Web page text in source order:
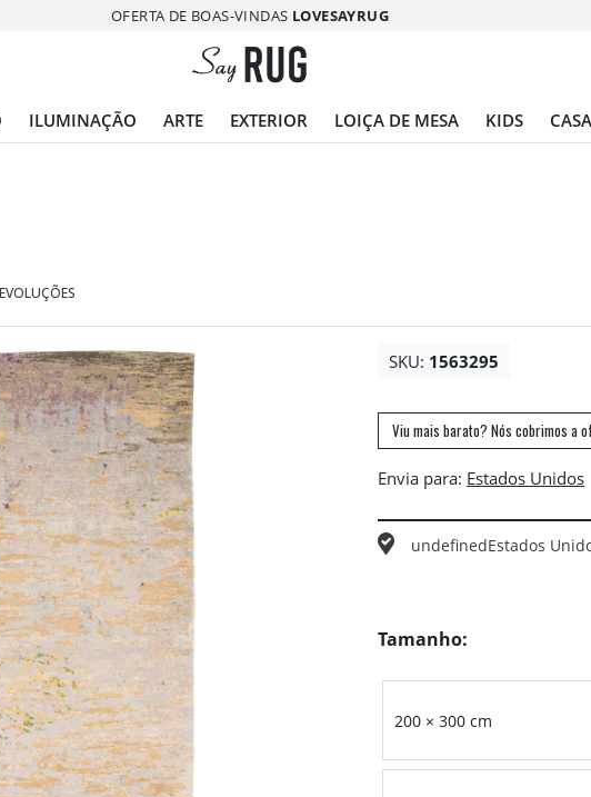
OFERTA DE BOAS-VINDAS LOVESAYRUG
ILUMINAÇÃO ARTE EXTERIOR LOIÇA DE MESA KIDS
SKU: 1563295
Viu mais barato? Nós cobrimos a
Envia para:
undefinedEstados
Tamanho:
200 × 300 cm